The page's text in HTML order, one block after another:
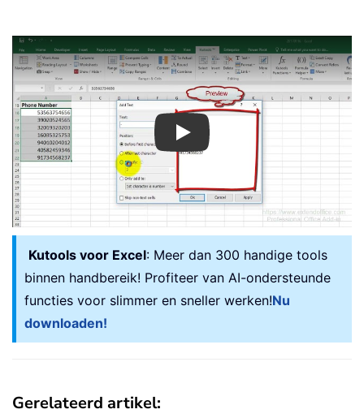
Play
Kutools voor Excel: Meer dan 300 handige tools
binnen handbereik! Profiteer van AI-ondersteunde
functies voor slimmer en sneller werken!Nu
downloaden!
Gerelateerd artikel: